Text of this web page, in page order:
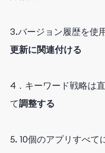
3.バージョン履歴を使
更新に関連付ける
4． キーワード戦略は
て調整する
5. 10個のアプリすべて